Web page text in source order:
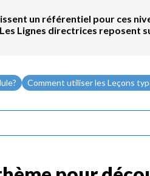
un référentiel pour ces
Lignes directrices reposent
Comment utiliser les Leçons